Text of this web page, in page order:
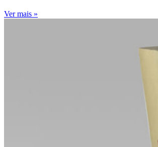
Ver mais »